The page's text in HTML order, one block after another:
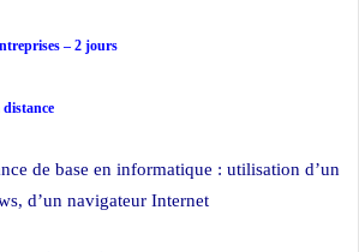
– 2 jours
de base en informatique : utilisation d’un
d’un navigateur Internet